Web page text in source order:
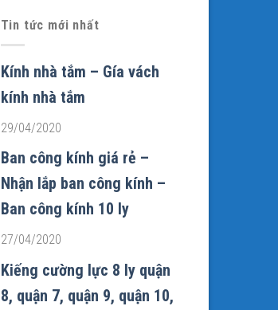
Tin tức mới nhất
Kính nhà tắm – Gía vách
kính nhà tắm
29/04/2020
Ban công kính giá rẻ –
Nhận lắp ban công kính –
Ban công kính 10 ly
27/04/2020
Kiếng cường lực 8 ly quận
8, quận 7, quận 9, quận 10,